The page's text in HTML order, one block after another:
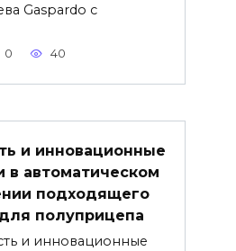
Gaspardo с
0 40
и инновационные
в автоматическом
подходящего
полуприцепа
и инновационные